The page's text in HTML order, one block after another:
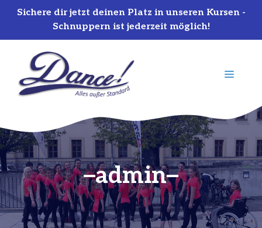
Sichere dir jetzt deinen Platz in unseren Kursen -
Schnuppern ist jederzeit möglich!
springen
MENÜ
admin